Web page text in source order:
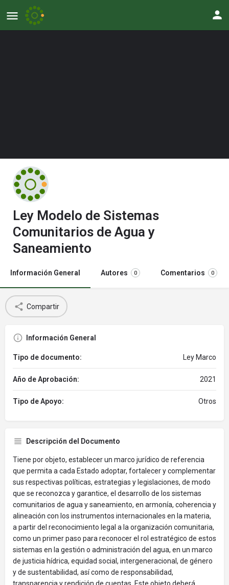
Ley Modelo de Sistemas
Comunitarios de Agua y
Saneamiento
Información General Autores 0 Comentarios 0
Compartir
Información General
Tipo de documento: Ley Marco
Año de Aprobación: 2021
Tipo de Apoyo: Otros
Descripción del Documento
Tiene por objeto, establecer un marco jurídico de referencia
que permita a cada Estado adoptar, fortalecer y complementar
sus respectivas políticas, estrategias y legislaciones, de modo
que se reconozca y garantice, el desarrollo de los sistemas
comunitarios de agua y saneamiento, en armonía, coherencia y
alineación con los instrumentos internacionales en la materia,
a partir del reconocimiento legal a la organización comunitaria,
como un primer paso para reconocer el rol estratégico de estos
sistemas en la gestión o administración del agua, en un marco
de justicia hídrica, equidad social, intergeneracional, de género
y de sustentabilidad, así como de responsabilidad,